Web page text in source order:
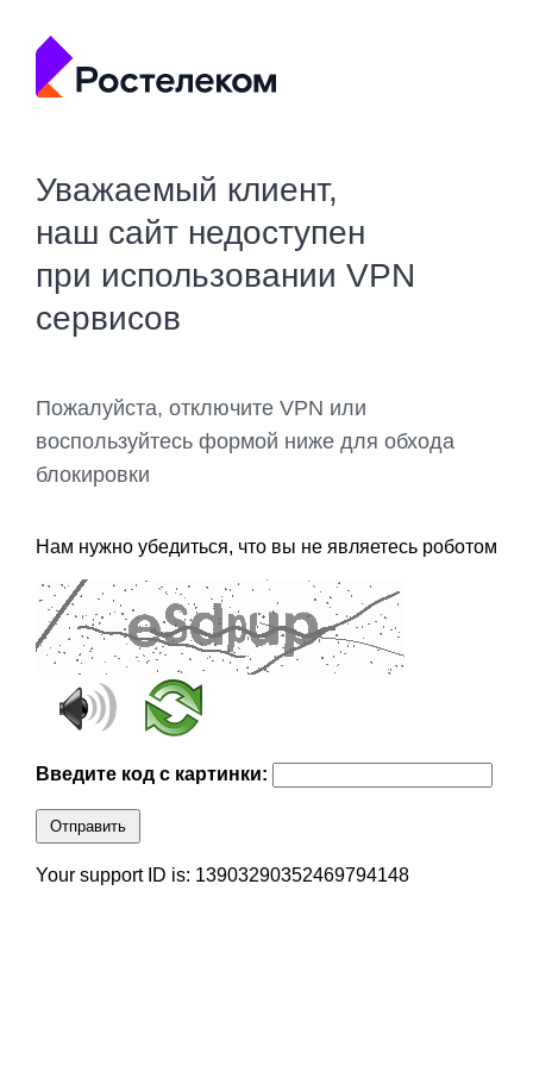
Уважаемый клиент,
наш сайт недоступен
при использовании VPN
сервисов
Пожалуйста, отключите VPN или
воспользуйтесь формой ниже для обхода
блокировки
Нам нужно убедиться, что вы не являетесь роботом
Введите код с картинки:
Отправить
Your support ID is: 13903290352469794148